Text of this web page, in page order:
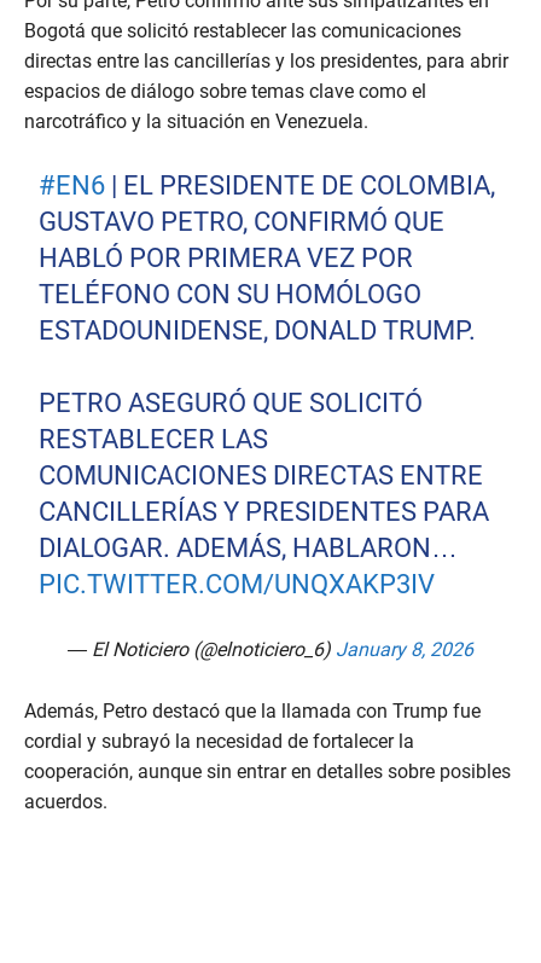
Bogotá que solicitó restablecer las comunicaciones
directas entre las cancillerías y los presidentes, para abrir
espacios de diálogo sobre temas clave como el
narcotráfico y la situación en Venezuela.
#EN6 | EL PRESIDENTE DE COLOMBIA,
GUSTAVO PETRO, CONFIRMÓ QUE
HABLÓ POR PRIMERA VEZ POR
TELÉFONO CON SU HOMÓLOGO
ESTADOUNIDENSE, DONALD TRUMP.
PETRO ASEGURÓ QUE SOLICITÓ
RESTABLECER LAS
COMUNICACIONES DIRECTAS ENTRE
CANCILLERÍAS Y PRESIDENTES PARA
DIALOGAR. ADEMÁS, HABLARON…
PIC.TWITTER.COM/UNQXAKP3IV
— El Noticiero (@elnoticiero_6) January 8, 2026
Además, Petro destacó que la llamada con Trump fue
cordial y subrayó la necesidad de fortalecer la
cooperación, aunque sin entrar en detalles sobre posibles
acuerdos.